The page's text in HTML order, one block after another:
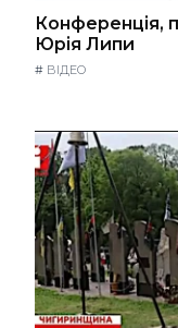
Конференція,
Юрія Липи
# ВІДЕО